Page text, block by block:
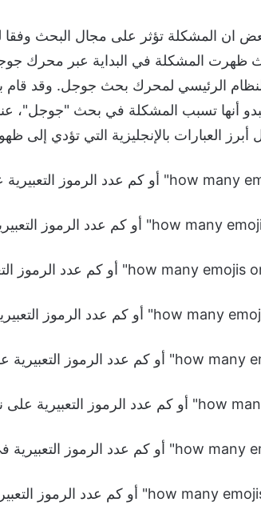
ان المشكلة تؤثر على مجال البحث وفقا
ظهرت المشكلة في البداية عبر محرك
الرئيسي لمحرك بحث جوجل. وقد قام
يبدو أنها تسبب المشكلة في بحث "جوجل"،
العبارات بالإنجليزية التي تؤدي إلى